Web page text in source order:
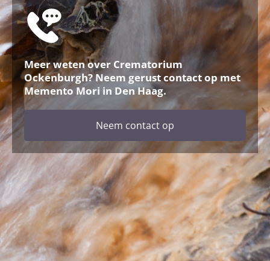
Meer weten over Crematorium
Ockenburgh? Neem gerust contact op met
Memento Mori in Den Haag.
Neem contact op